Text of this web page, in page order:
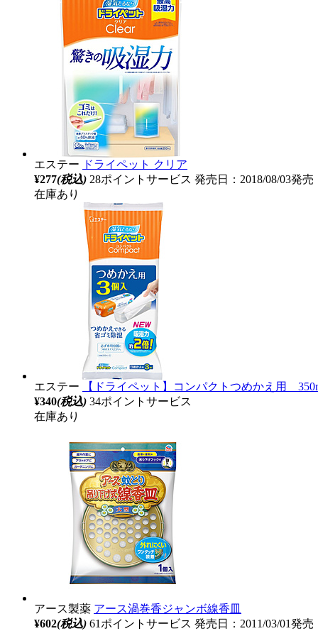
エステー ドライペット クリア
¥277(税込) 28ポイントサービス 発売日：2018/08/03発売
在庫あり
エステー
【ドライペット】コンパクトつめかえ用
¥340(税込) 34ポイントサービス
在庫あり
アース製薬 アース渦巻香ジャンボ線香皿
¥602(税込) 61ポイントサービス 発売日：2011/03/01発売